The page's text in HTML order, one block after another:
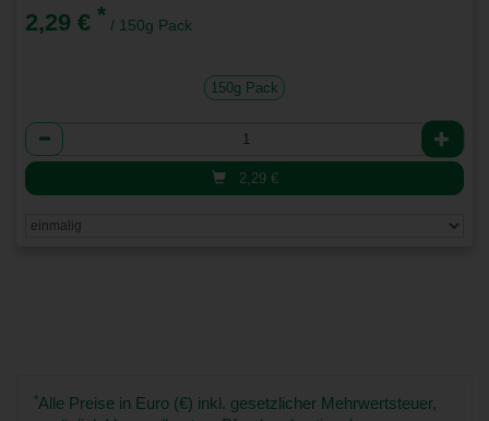
2,29 € * / 150g Pack
150g Pack
Anzahl
2,29 €
*Alle Preise in Euro (€) inkl. gesetzlicher Mehrwertsteuer,